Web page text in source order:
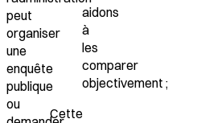
peut
organiser
une
enquête
publique
ou
aidons
à
les
comparer
objectivement ;
Cette